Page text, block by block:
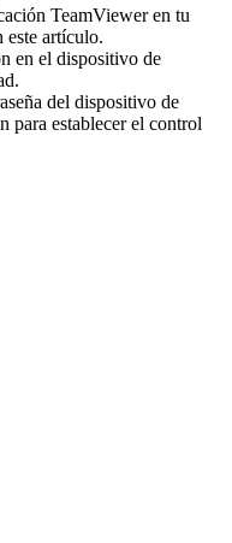
TeamViewer en tu
este artículo.
en el dispositivo de
del dispositivo de
para establecer el control